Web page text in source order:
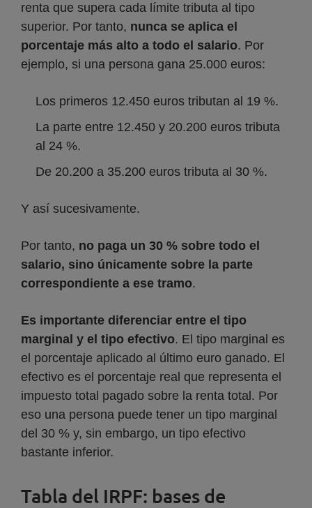
renta que supera cada límite tributa al tipo
superior. Por tanto, nunca se aplica el
porcentaje más alto a todo el salario. Por
ejemplo, si una persona gana 25.000 euros:
Los primeros 12.450 euros tributan al 19 %.
La parte entre 12.450 y 20.200 euros tributa
al 24 %.
De 20.200 a 35.200 euros tributa al 30 %.
Y así sucesivamente.
Por tanto, no paga un 30 % sobre todo el
salario, sino únicamente sobre la parte
correspondiente a ese tramo.
Es importante diferenciar entre el tipo
marginal y el tipo efectivo. El tipo marginal es
el porcentaje aplicado al último euro ganado. El
efectivo es el porcentaje real que representa el
impuesto total pagado sobre la renta total. Por
eso una persona puede tener un tipo marginal
del 30 % y, sin embargo, un tipo efectivo
bastante inferior.
Tabla del IRPF: bases de